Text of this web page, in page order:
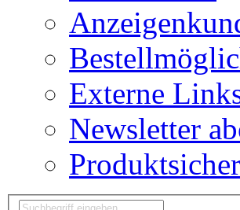
Externe
Newsletter